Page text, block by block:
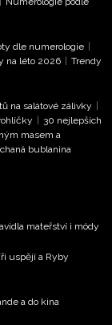
dle numerologie |
na léto 2026 | Trendy
na salátové zálivky |
| 30 nejlepších
masem a
bublanina
mateřství i módy
uspějí a Ryby
a do kina